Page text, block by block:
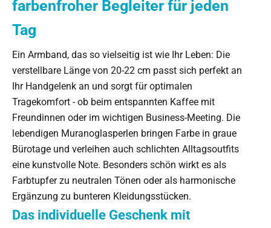
farbenfroher Begleiter für jeden
Tag
Ein Armband, das so vielseitig ist wie Ihr Leben: Die
verstellbare Länge von 20-22 cm passt sich perfekt an
Ihr Handgelenk an und sorgt für optimalen
Tragekomfort - ob beim entspannten Kaffee mit
Freundinnen oder im wichtigen Business-Meeting. Die
lebendigen Muranoglasperlen bringen Farbe in graue
Bürotage und verleihen auch schlichten Alltagsoutfits
eine kunstvolle Note. Besonders schön wirkt es als
Farbtupfer zu neutralen Tönen oder als harmonische
Ergänzung zu bunteren Kleidungsstücken.
Das individuelle Geschenk mit